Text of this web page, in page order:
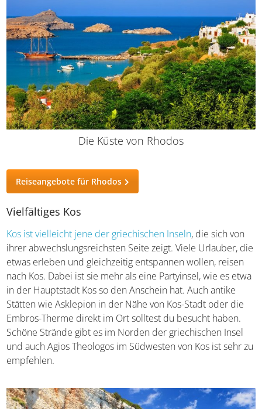
Die Küste von Rhodos
Reiseangebote für Rhodos
Vielfältiges Kos
Kos ist vielleicht jene der griechischen Inseln, die sich von
ihrer abwechslungsreichsten Seite zeigt. Viele Urlauber,
die etwas erleben und gleichzeitig entspannen wollen,
reisen nach Kos. Dabei ist sie mehr als eine Partyinsel, wie
es etwa in der Hauptstadt Kos so den Anschein hat. Auch
antike Stätten wie Asklepion in der Nähe von Kos-Stadt
oder die Embros-Therme direkt im Ort solltest du
besucht haben. Schöne Strände gibt es im Norden der
griechischen Insel und auch Agios Theologos im
Südwesten von Kos ist sehr zu empfehlen.